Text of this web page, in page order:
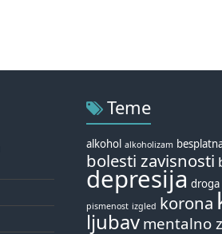
Teme
alkohol alkoholizam
bolesti zavisnosti
depresija droga
pismenost izgled korona
ljubav mentalno